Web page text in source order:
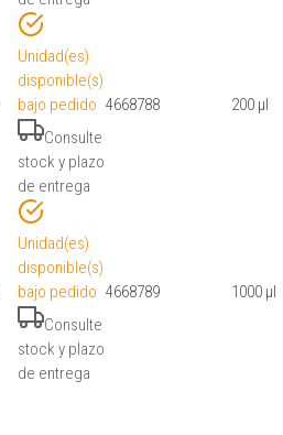
Unidad(es)
disponible(s)
bajo pedido
Consulte
stock y plazo
de entrega
4668788 200 μl
Unidad(es)
disponible(s)
bajo pedido
Consulte
stock y plazo
de entrega
4668789 1000 μl